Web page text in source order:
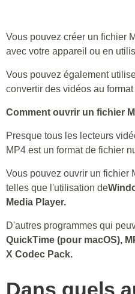
Vous pouvez créer un fichier
avec votre appareil ou en
Vous pouvez également
convertir des vidéos au
Comment ouvrir un fichier
Presque tous les lecteurs
MP4 est un format de fichier
Vous pouvez ouvrir un fichier
telles que l'utilisation de
Media Player.
D'autres programmes qui
QuickTime (pour macOS),
X Codec Pack.
Dans quels